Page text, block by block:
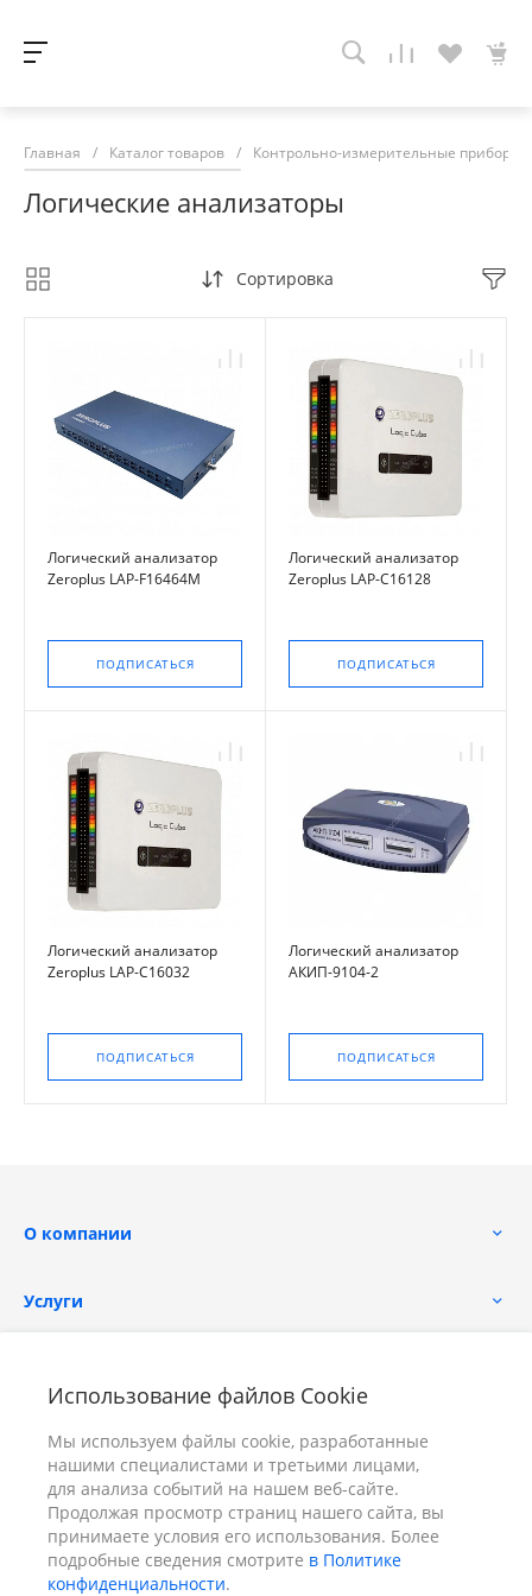
Использование файлов Cookie
Мы используем файлы cookie, разработанные
нашими специалистами и третьими лицами,
для анализа событий на нашем веб-сайте.
Продолжая просмотр страниц нашего сайта, вы
принимаете условия его использования. Более
подробные сведения смотрите в Политике
конфиденциальности.
Главная / Каталог товаров / Контрольно-измерительные приборы
Логические анализаторы
Сортировка
Логический анализатор
Zeroplus LAP-F16464M
ПОДПИСАТЬСЯ
Логический анализатор
Zeroplus LAP-C16128
ПОДПИСАТЬСЯ
Логический анализатор
Zeroplus LAP-C16032
ПОДПИСАТЬСЯ
Логический анализатор
АКИП-9104-2
ПОДПИСАТЬСЯ
О компании
Услуги
+7 (391) 298-00-11 Заказать звонок